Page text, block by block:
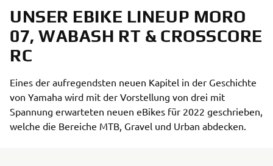
UNSER EBIKE LINEUP MORO
07, WABASH RT & CROSSCORE
RC
Eines der aufregendsten neuen Kapitel in der Geschichte
von Yamaha wird mit der Vorstellung von drei mit
Spannung erwarteten neuen eBikes für 2022 geschrieben,
welche die Bereiche MTB, Gravel und Urban abdecken.